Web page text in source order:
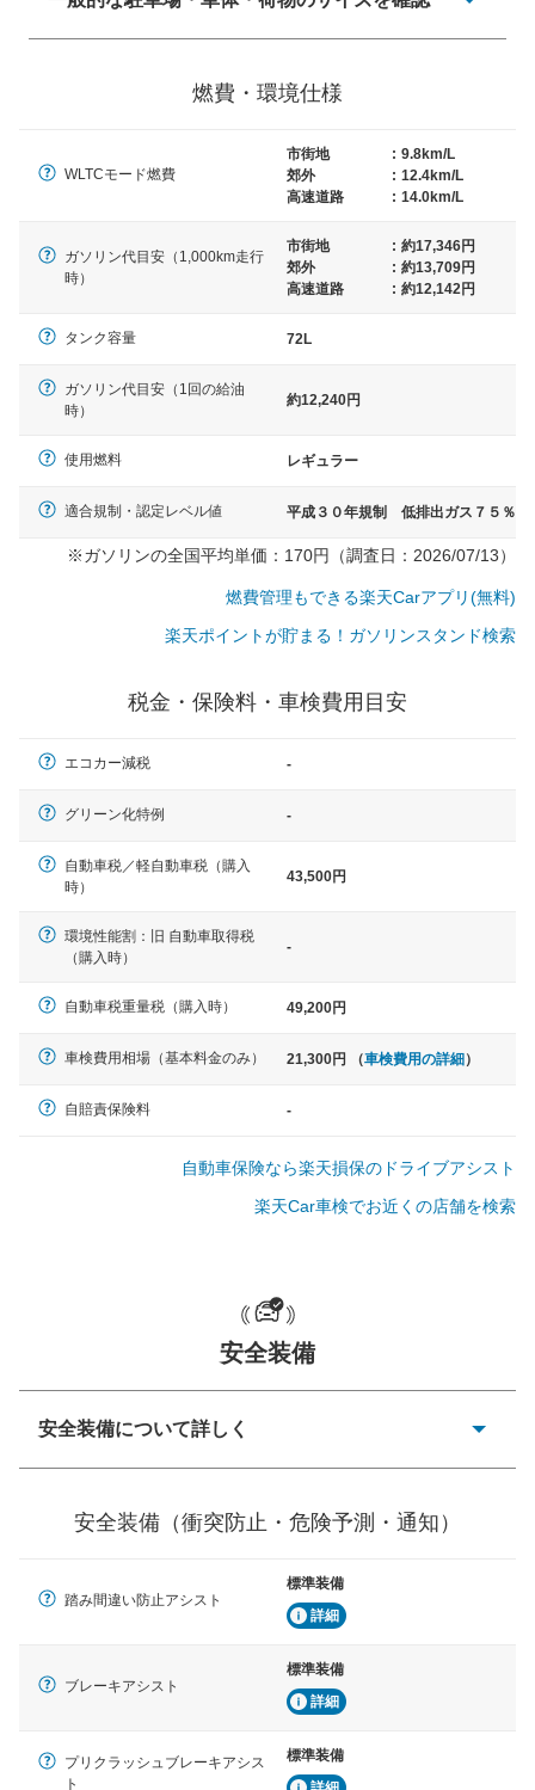
× 長さ 5,000mm 車路幅 5,000mmというサイズが標準値
クラウン、アルファード、フォレ
一般的な荷物のサイズの目安
燃費・環境仕様
WLTCモード燃費
市街地 : 9.8km/L
郊外
: 12.4km/L
高速道路
: 14.0km/L
ガソリン代目安（1,000km走行
時）
市街地 : 約17,346円
郊外
: 約13,709円
高速道路
: 約12,142円
タンク容量 72L
ガソリン代目安（1回の給油
時）
約12,240円
使用燃料 レギュラー
適合規制・認定レベル値 平成３０年規制 低排出ガス７５％
※ガソリンの全国平均単価：170円（調査日：2026/07/13）
燃費管理もできる楽天Carアプリ(無料)
楽天ポイントが貯まる！ガソリンスタンド検索
税金・保険料・車検費用目安
エコカー減税 -
グリーン化特例 -
自動車税／軽自動車税（購入
時）
43,500円
環境性能割：旧 自動車取得税
（購入時）
-
自動車税重量税（購入時） 49,200円
車検費用相場（基本料金のみ） 21,300円 （車検費用の詳細）
自賠責保険料 -
自動車保険なら楽天損保のドライブアシスト
楽天Car車検でお近くの店舗を検索
安全装備
安全装備について詳しく
ーキアシスト、ABSなどが装備されています。
見えにくい場所に潜む危険を予測・通知するためのシス
テムなどが装備されています。
車線のはみだしやふらつきを防止するためにレーンキー
プアシストなどが装備されています
車間距離制御
安全な車間距離を保ちながら前車を追従するアダプティ
安全装備（衝突防止・危険予測・通知）
踏み間違い防止アシスト
標準装備
詳細
ブレーキアシスト
標準装備
詳細
プリクラッシュブレーキアシス
ト
標準装備